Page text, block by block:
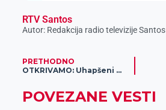
RTV Santos
Autor: Redakcija radio televizije Santos
PRETHODNO
OTKRIVAMO: Uhapšeni migranti i krijumčari ljudi
POVEZANE VESTI